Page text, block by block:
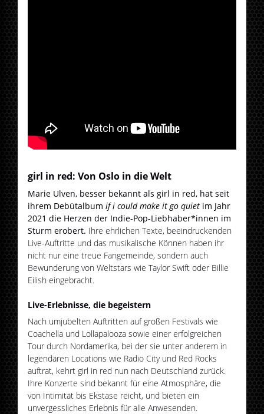
girl in red: Von Oslo in die Welt
Marie Ulven, besser bekannt als girl in red, hat seit
ihrem Debütalbumif i could make it go quiet im Jahr
2021 die Herzen der Indie-Pop-Liebhaber*innen im
Sturm erobert. Ihre ehrlichen Texte, beeindruckenden
Live-Auftritte und das musikalische Können haben ihr
nicht nur eine treue Fangemeinde, sondern auch
Bewunderung von Weltstars wie Taylor Swift oder Billie
Eilish eingebracht.
Live-Erlebnisse, die begeistern
Nach umjubelten Auftritten auf großen Festivals wie
Coachella und Lollapalooza sowie einer erfolgreichen
Tour durch Nordamerika, bei der sie unter anderem in
legendären Locations wie Radio City und Red Rocks
auftrat, kehrt girl in red nun nach Deutschland zurück.
Ihre Konzerte sind bekannt für eine Atmosphäre, die
von Intimität bis Ekstase reicht, und bieten ein
unvergessliches Erlebnis für alle Anwesenden.